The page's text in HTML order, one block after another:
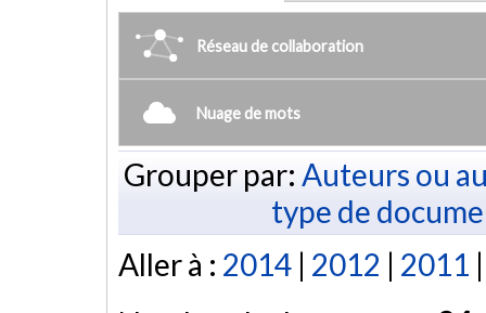
Réseau de collaboration
Nuage de mots
Grouper par: Auteurs ou
type de
Aller à : 2014 | 2012 | 2011